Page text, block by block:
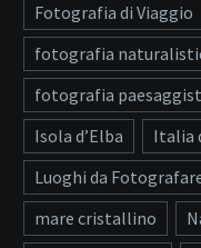
Fotografia di Viaggio
fotografia
fotografia
Isola d’Elba
Italia
Luoghi da
mare cristallino